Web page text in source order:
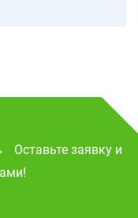
Оставьте заявку и